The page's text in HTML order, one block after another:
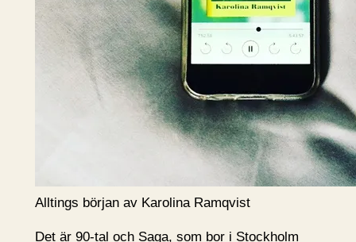
Alltings början av Karolina Ramqvist
Det är 90-tal och Saga, som bor i Stockholm